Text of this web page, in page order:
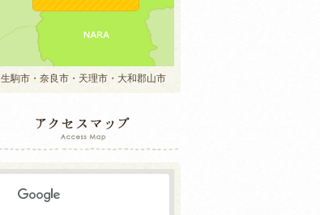
生駒市・奈良市・天理市・大和郡山市